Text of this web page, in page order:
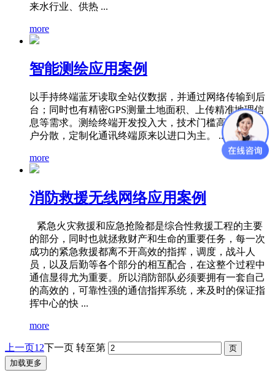
来水行业、供热 ...
more
智能测绘应用案例
以手持终端蓝牙读取全站仪数据，并通过网络传输到后
台；同时也有精密GPS测量土地面积、上传精准地理信
息等需求。测绘终端开发投入大，技术门槛高，最终用
户分散，定制化通讯终端原来以进口为主。 ...
more
消防救援无线网络应用案例
紧急火灾救援和应急抢险都是综合性救援工程的主要
的部分，同时也就拯救财产和生命的重要任务，每一次
成功的紧急救援都离不开高效的指挥，调度，战斗人
员，以及后勤等各个部分的相互配合，在这整个过程中
通信显得尤为重要。所以消防部队必须要拥有一套自己
的高效的，可靠性强的通信指挥系统，来及时的保证指
挥中心的快 ...
more
上一页1 2下一页 转至第
加载更多